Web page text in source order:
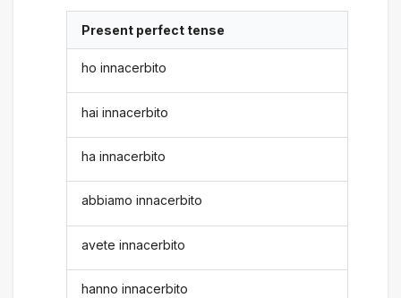
Present perfect tense
ho innacerbito
hai innacerbito
ha innacerbito
abbiamo innacerbito
avete innacerbito
hanno innacerbito